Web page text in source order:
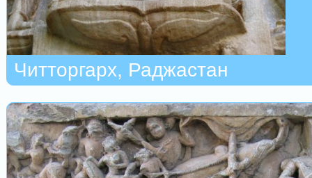
Читторгарх, Раджастан